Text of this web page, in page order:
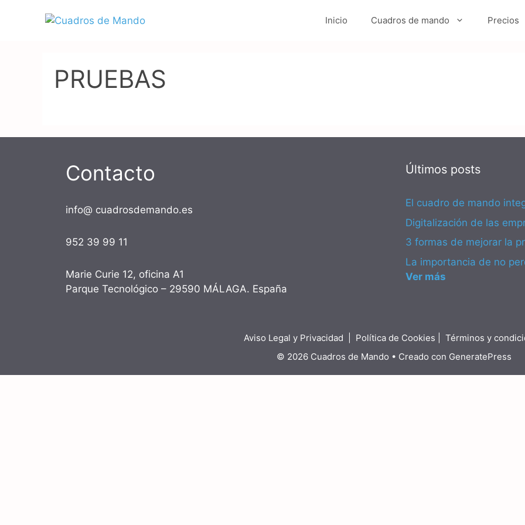
Inicio Cuadros de mando Precios
PRUEBAS
Contacto
info@ cuadrosdemando.es
952 39 99 11
Marie Curie 12, oficina A1
Parque Tecnológico – 29590 MÁLAGA. España
Últimos posts
El cuadro de mando
Digitalización de las
3 formas de mejorar la
La importancia de no
Ver más
Aviso Legal y Privacidad Política de Cookies
Términos y
© 2026 Cuadros de Mando • Creado con GeneratePress